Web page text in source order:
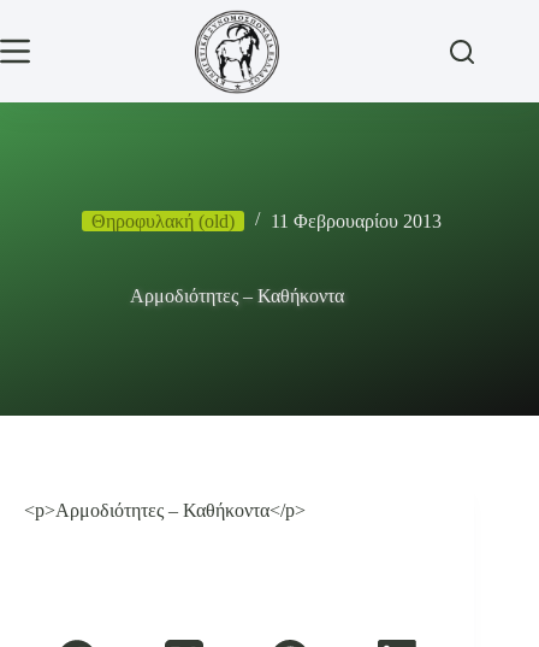
περιεχόμενο
Θηροφυλακή (old) 11 Φεβρουαρίου 2013
Αρμοδιότητες – Καθήκοντα
<p>Αρμοδιότητες – Καθήκοντα</p>